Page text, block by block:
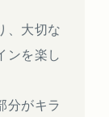
、大切な
ンを楽し
分がキラ